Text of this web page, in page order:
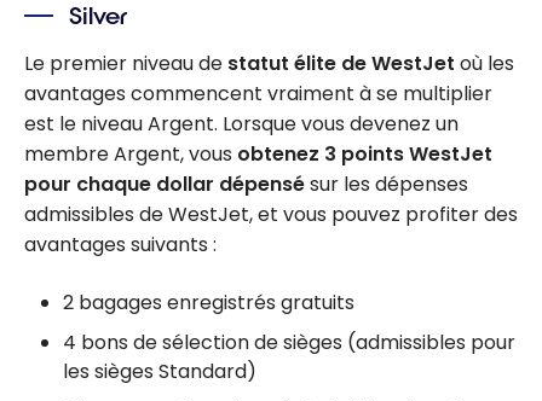
Silver
Le premier niveau de statut élite de WestJet où les
avantages commencent vraiment à se multiplier
est le niveau Argent. Lorsque vous devenez un
membre Argent, vous obtenez 3 points WestJet
pour chaque dollar dépensésur les dépenses
admissibles de WestJet, et vous pouvez profiter des
avantages suivants :
2 bagages enregistrés gratuits
4 bons de sélection de sièges (admissibles pour
les sièges Standard)